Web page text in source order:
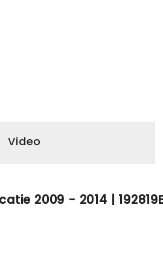
2009 - 2014 |
Video